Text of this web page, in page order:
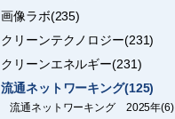
画像ラボ(235)
クリーンテクノロジー(231)
クリーンエネルギー(231)
流通ネットワーキング(125)
流通ネットワーキング 2025年(6)